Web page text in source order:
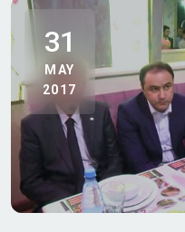
31
MAY
2017